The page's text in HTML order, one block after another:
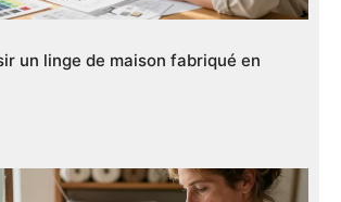
un linge de maison fabriqué en